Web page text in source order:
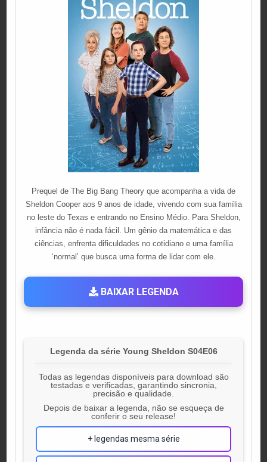
Prequel de The Big Bang Theory que acompanha a vida de
Sheldon Cooper aos 9 anos de idade, vivendo com sua família
no leste do Texas e entrando no Ensino Médio. Para Sheldon,
infância não é nada fácil. Um gênio da matemática e das
ciências, enfrenta dificuldades no cotidiano e uma família
‘normal’ que busca uma forma de lidar com ele.
BAIXAR LEGENDA
Legenda da série Young Sheldon S04E06
Todas as legendas disponíveis para download são
testadas e verificadas, garantindo sincronia,
precisão e qualidade.
Depois de baixar a legenda, não se esqueça de
conferir o seu release!
+ legendas mesma série